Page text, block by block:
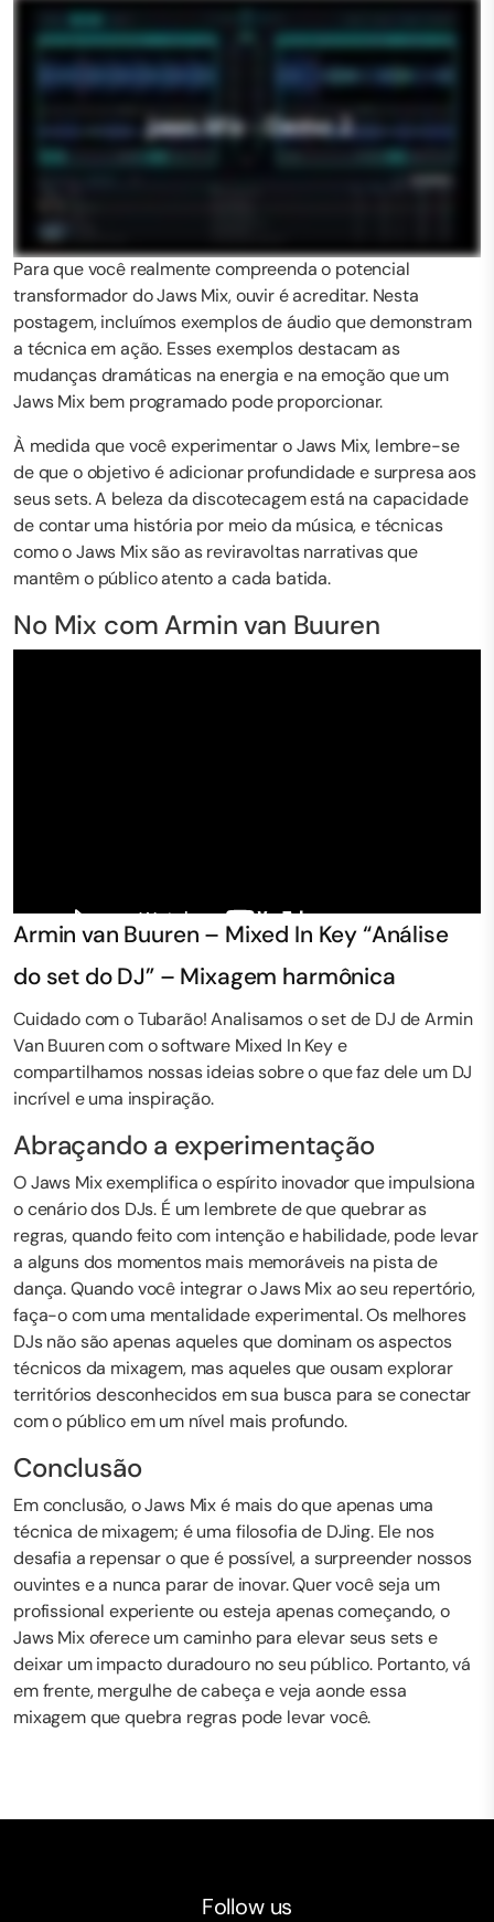
Para que você realmente compreenda o potencial
transformador do Jaws Mix, ouvir é acreditar. Nesta
postagem, incluímos exemplos de áudio que demonstram
a técnica em ação. Esses exemplos destacam as
mudanças dramáticas na energia e na emoção que um
Jaws Mix bem programado pode proporcionar.
À medida que você experimentar o Jaws Mix, lembre-se
de que o objetivo é adicionar profundidade e surpresa aos
seus sets. A beleza da discotecagem está na capacidade
de contar uma história por meio da música, e técnicas
como o Jaws Mix são as reviravoltas narrativas que
mantêm o público atento a cada batida.
No Mix com Armin van Buuren
Armin van Buuren – Mixed In Key “Análise
do set do DJ” – Mixagem harmônica
Cuidado com o Tubarão! Analisamos o set de DJ de Armin
Van Buuren com o software Mixed In Key e
compartilhamos nossas ideias sobre o que faz dele um DJ
incrível e uma inspiração.
Abraçando a experimentação
O Jaws Mix exemplifica o espírito inovador que impulsiona
o cenário dos DJs. É um lembrete de que quebrar as
regras, quando feito com intenção e habilidade, pode levar
a alguns dos momentos mais memoráveis na pista de
dança. Quando você integrar o Jaws Mix ao seu repertório,
faça-o com uma mentalidade experimental. Os melhores
DJs não são apenas aqueles que dominam os aspectos
técnicos da mixagem, mas aqueles que ousam explorar
territórios desconhecidos em sua busca para se conectar
com o público em um nível mais profundo.
Conclusão
Em conclusão, o Jaws Mix é mais do que apenas uma
técnica de mixagem; é uma filosofia de DJing. Ele nos
desafia a repensar o que é possível, a surpreender nossos
ouvintes e a nunca parar de inovar. Quer você seja um
profissional experiente ou esteja apenas começando, o
Jaws Mix oferece um caminho para elevar seus sets e
deixar um impacto duradouro no seu público. Portanto, vá
em frente, mergulhe de cabeça e veja aonde essa
mixagem que quebra regras pode levar você.
Follow us